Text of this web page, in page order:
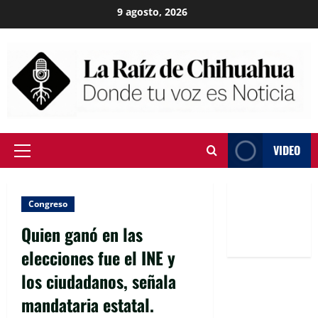
to
9 agosto, 2026
Primary
VIDEO
Congreso
Quien ganó en las
elecciones fue el INE y
los ciudadanos, señala
mandataria estatal.